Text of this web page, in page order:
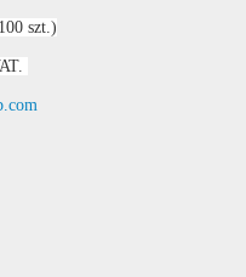
szt.)